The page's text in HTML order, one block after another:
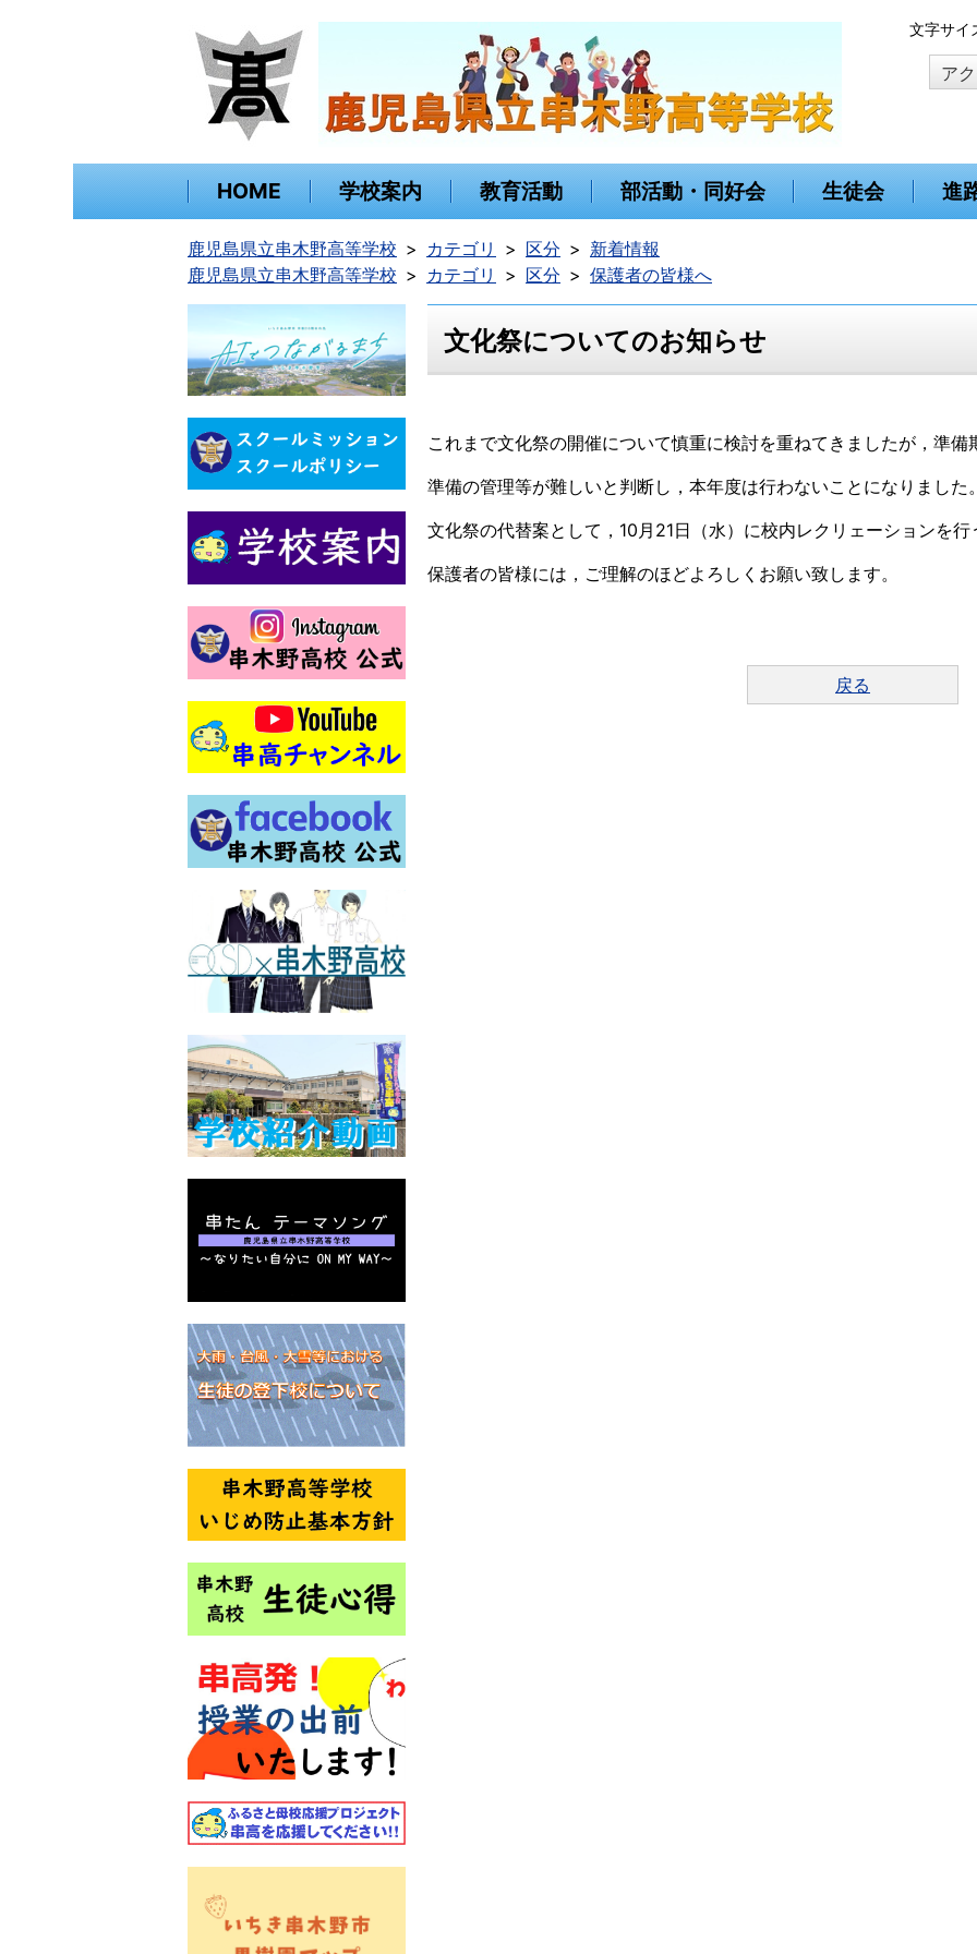
本
文字サイ
ア
HOME 学校案内 教育活動 部活動・同好会 生徒会 進
鹿児島県立串木野高等学校 カテゴリ 区分
新着情報
鹿児島県立串木野高等学校
カテゴリ 区分 保護者の皆様へ
文化祭についてのお知らせ
これまで文化祭の開催について慎重に検討を重ねてきましたが，準備
準備の管理等が難しいと判断し，本年度は行わないことになりました。
文化祭の代替案として，10月21日（水）に校内レクリェーションを行
保護者の皆様には，ご理解のほどよろしくお願い致します。
戻る